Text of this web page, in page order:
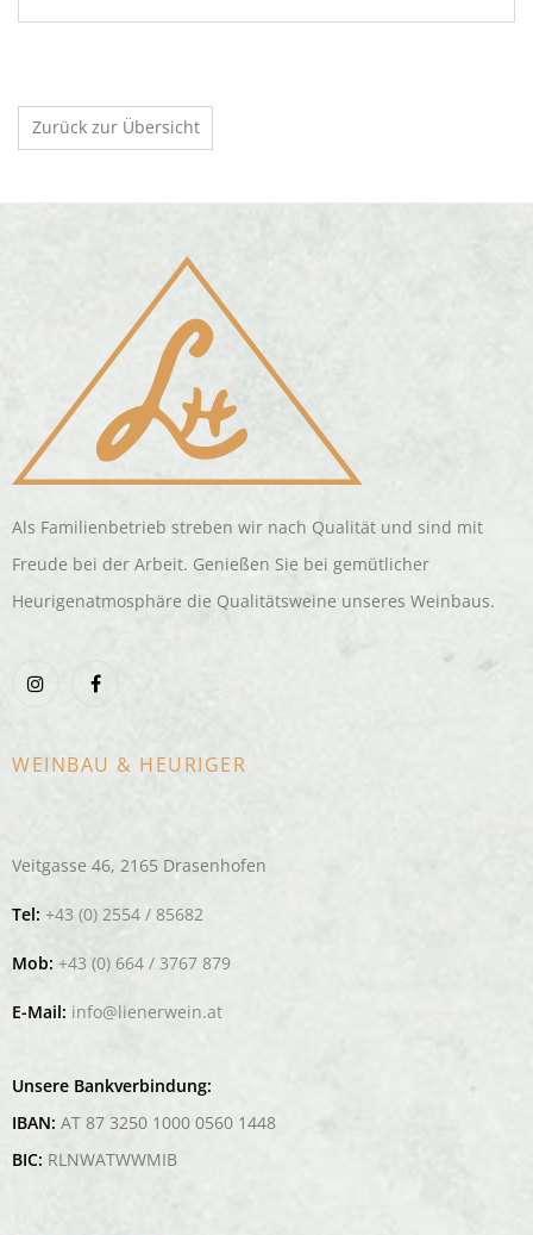
Zurück zur Übersicht
Als Familienbetrieb streben wir nach Qualität und sind mit
Freude bei der Arbeit. Genießen Sie bei gemütlicher
Heurigenatmosphäre die Qualitätsweine unseres Weinbaus.
WEINBAU & HEURIGER
Veitgasse 46, 2165 Drasenhofen
Tel: +43 (0) 2554 / 85682
Mob: +43 (0) 664 / 3767 879
E-Mail: info@lienerwein.at
Unsere Bankverbindung:
IBAN: AT 87 3250 1000 0560 1448
BIC: RLNWATWWMIB